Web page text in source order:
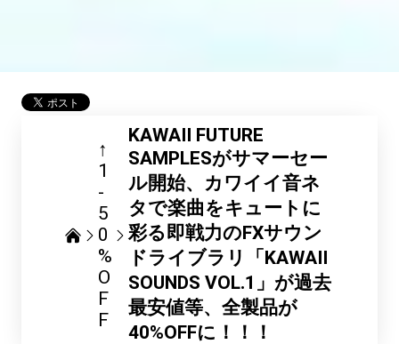
↑
1
-
5
0
%
O
F
F
KAWAII FUTURE
SAMPLESがサマーセー
ル開始、カワイイ音ネ
タで楽曲をキュートに
彩る即戦力のFXサウン
ドライブラリ「KAWAII
SOUNDS VOL.1」が過去
最安値等、全製品が
40%OFFに！！！